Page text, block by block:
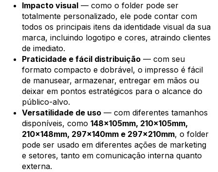
Impacto visual — como o folder pode ser
totalmente personalizado, ele pode contar com
todos os principais itens da identidade visual da sua
marca, incluindo logotipo e cores, atraindo clientes
de imediato.
Praticidade e fácil distribuição — com seu
formato compacto e dobrável, o impresso é fácil
de manusear, armazenar, entregar em mãos ou
deixar em pontos estratégicos para o alcance do
público-alvo.
Versatilidade de uso — com diferentes tamanhos
disponíveis, como 148x105mm, 210x105mm,
210x148mm, 297x140mm e 297x210mm, o folder
pode ser usado em diferentes ações de marketing
e setores, tanto em comunicação interna quanto
externa.